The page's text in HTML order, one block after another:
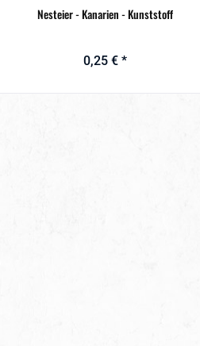
Nesteier - Kanarien - Kunststoff
0,25 € *